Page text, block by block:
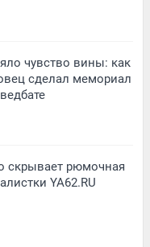
чувство вины: как
сделал мемориал
скрывает рюмочная
YA62.RU